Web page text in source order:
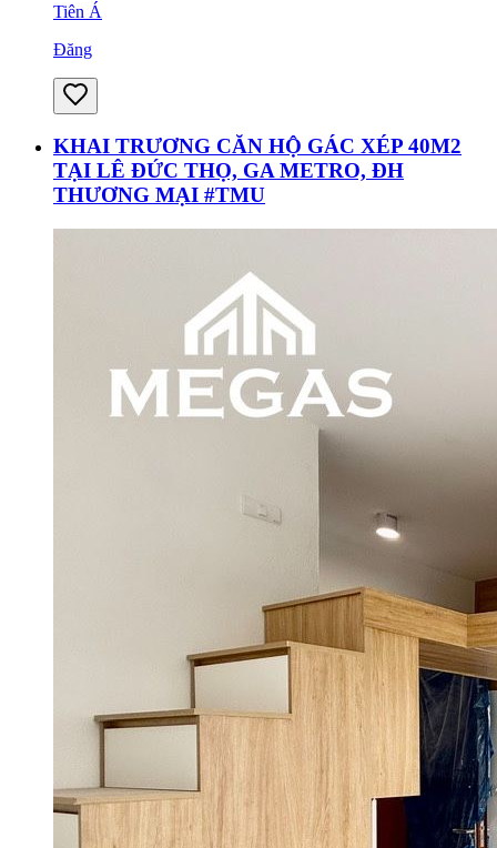
Tiên Á
Đăng
KHAI TRƯƠNG CĂN HỘ GÁC XÉP 40M2
TẠI LÊ ĐỨC THỌ, GA METRO, ĐH
THƯƠNG MẠI #TMU